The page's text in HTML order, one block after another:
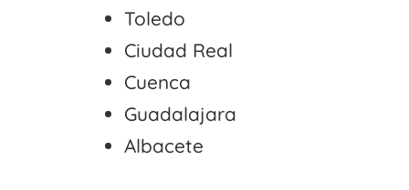
Toledo
Ciudad Real
Cuenca
Guadalajara
Albacete